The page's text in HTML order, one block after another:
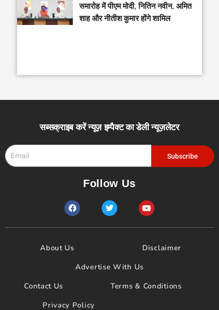
समारोह में पीएम मोदी, नितिन नवीन, अमित
शाह और नीतीश कुमार होंगे शामिल
सब्सक्राइब करें न्यूज़ इम्पैक्ट का डेली न्यूज़लेटर
Subscribe
Follow Us
F
a
c
e
o
T
w
i
t
Y
o
u
t
b
e
About Us
Disclaimer
Advertise With Us
Contact Us
Terms & Conditions
Privacy Policy